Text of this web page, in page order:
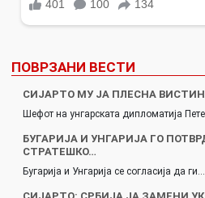
ПОВРЗАНИ ВЕСТИ
СИЈАРТО МУ ЈА ПЛЕСНА
Шефот на унгарската дипломатија
БУГАРИЈА И УНГАРИЈА ГО
СТРАТЕШКО…
Бугарија и Унгарија се согласија да ги…